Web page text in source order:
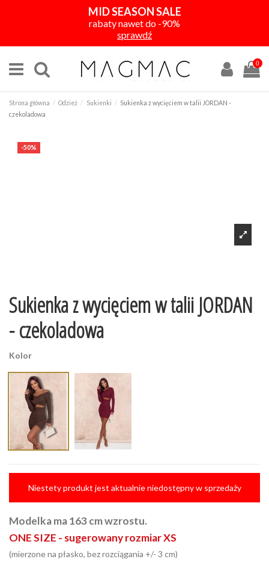
MID SEASON SALE
rabaty nawet do -90%
sprawdź
0
Strona główna Odzież Sukienki
Sukienka z wycięciem w talii JORDAN -
czekoladowa
-50%
Sukienka z wycięciem w talii JORDAN
- czekoladowa
Kolor
Niestety produkt jest aktualnie niedostępny w sprzedaży
Modelka ma 163 cm wzrostu.
ONE SIZE - sugerowany rozmiar XS
(mierzone na płasko, bez rozciągania +/- 3 cm)